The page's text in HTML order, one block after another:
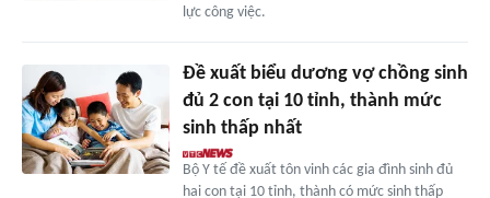
lực công việc.
Đề xuất biểu dương vợ chồng sinh
đủ 2 con tại 10 tỉnh, thành mức
sinh thấp nhất
Bộ Y tế đề xuất tôn vinh các gia đình sinh đủ
hai con tại 10 tỉnh, thành có mức sinh thấp